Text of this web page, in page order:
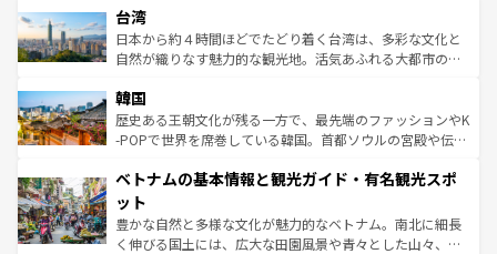
人々、おいしいローカルフードやハワイアンミュージッ
ク、伝統的なフラダンスなど、すべてがハワイの魅力を彩
っている。訪れるたびに新しい発見と感動が待っているハ
はコンテンツ一覧
リアリーフや大陸中央部にそびえるウルル（エアーズロッ
ク）、タスマニアの美しい原生林やケアンズの熱帯雨林な
ど、見どころがたくさん。また、カフェやワイン、オージ
いる。アクティビティも充実しており、サーフィンやダイ
ビング、ハイキングなど、アウトドア好きにはたまらな
い。オーストラリアの多彩な魅力を存分に味わいつくそ
参照してほしい。
台湾
日本から約４時間ほどでたどり着く台湾は、多彩な文化と
自然が織りなす魅力的な観光地。活気あふれる大都市の台
ン）、静ひつな山岳地帯である台湾東部など、都市の喧騒
と山間の静けさが共存しており、訪れる人に新しい発見と
驚きをもたらしてくれる。また、奥深い台湾の食文化も魅
容にもいいと評判のスイーツなど、バラエティ豊かな料理
照してほしい。
韓国
歴史ある王朝文化が残る一方で、最先端のファッションやK
-POPで世界を席巻している韓国。首都ソウルの宮殿や伝統
き、地方に足を延ばせば四季折々の自然美を楽しむことが
できる。そして、キムチや焼肉、絶品のストリートフード
まで、さまざまな韓国料理が待っている。夜には、韓国な
らではのナイトライフも堪能できる。あたたかいホスピタ
ベトナムの基本情報と観光ガイド・有名観光スポ
ット
豊かな自然と多様な文化が魅力的なベトナム。南北に細長
く伸びる国土には、広大な田園風景や青々とした山々、世